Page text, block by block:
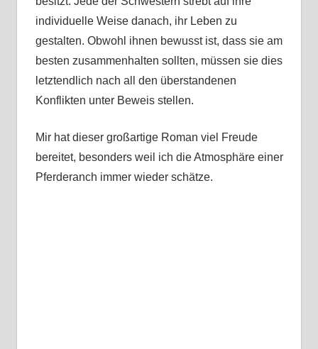
individuelle Weise danach, ihr Leben zu
gestalten. Obwohl ihnen bewusst ist, dass sie am
besten zusammenhalten sollten, müssen sie dies
letztendlich nach all den überstandenen
Konflikten unter Beweis stellen.
Mir hat dieser großartige Roman viel Freude
bereitet, besonders weil ich die Atmosphäre einer
Pferderanch immer wieder schätze.